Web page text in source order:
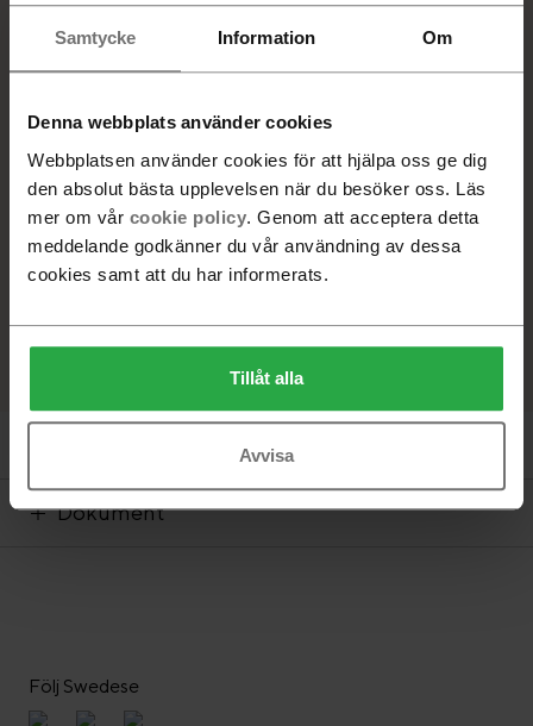
Samtycke Information Om
Denna webbplats använder cookies
Webbplatsen använder cookies för att hjälpa oss ge dig
den absolut bästa upplevelsen när du besöker oss. Läs
mer om vår cookie policy. Genom att acceptera detta
meddelande godkänner du vår användning av dessa
cookies samt att du har informerats.
Tillåt alla
Avvisa
11 070 SEK 11 070 SEK
VALD PRODUKT
Beställningsvara. Leveranstid 6-8 veckor
- +
Lägg i varukorg
Hitta återförsäljare
Produktinformation
Dokument
Följ Swedese